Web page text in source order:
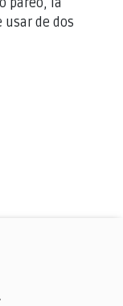
pareo, la
usar de dos